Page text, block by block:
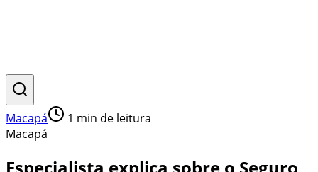
Macapá 1 min de leitura
Macapá